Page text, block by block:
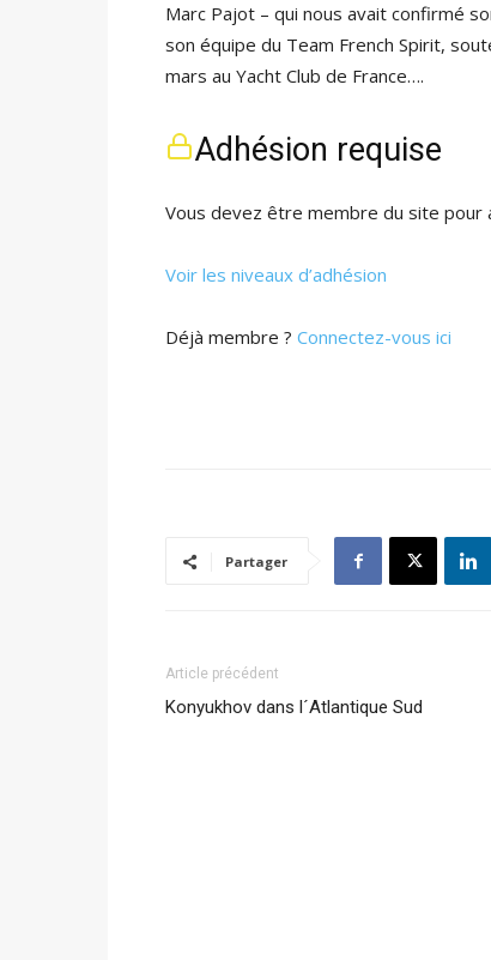
Marc Pajot – qui nous avait confirmé
son équipe du Team French Spirit,
mars au Yacht Club de France….
Adhésion requise
Vous devez être membre du site pour
Voir les niveaux d’adhésion
Déjà membre ? Connectez-vous ici
Partager
Article précédent
Konyukhov dans l´Atlantique Sud